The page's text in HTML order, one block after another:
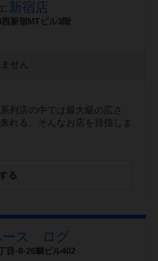
新宿店
新宿MTビル3階
せん
列店の中では最大級の広さ
れる、そんなお店を目指しま
る
ース ログ
目-8-26鯛ビル402